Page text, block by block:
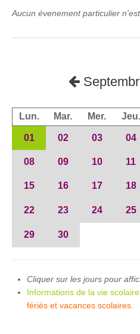
Aucun évenement particulier
Lun. Mar. Mer. Jeu.
01 02 03 04
08 09 10 11
15 16 17 18
22 23 24 25
29 30
Cliquer sur les jours pour
Informations de la vie scolaire
fériés et vacances scolaires.